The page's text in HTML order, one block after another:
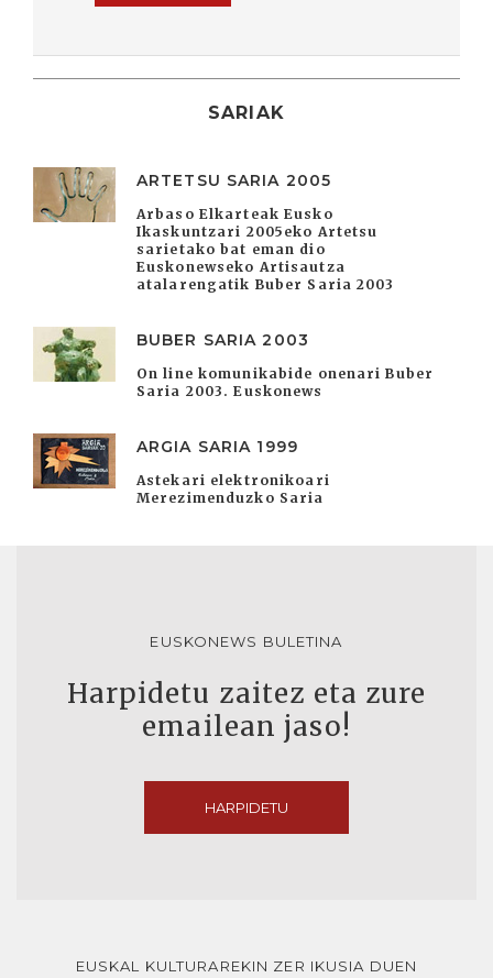
SARIAK
ARTETSU SARIA 2005
Arbaso Elkarteak Eusko
Ikaskuntzari 2005eko Artetsu
sarietako bat eman dio
Euskonewseko Artisautza
atalarengatik Buber Saria 2003
BUBER SARIA 2003
On line komunikabide onenari Buber
Saria 2003. Euskonews
ARGIA SARIA 1999
Astekari elektronikoari
Merezimenduzko Saria
EUSKONEWS BULETINA
Harpidetu zaitez eta zure
emailean jaso!
HARPIDETU
EUSKAL KULTURAREKIN ZER IKUSIA DUEN